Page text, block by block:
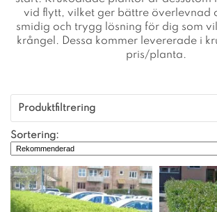
vid flytt, vilket ger bättre överlevnad
smidig och trygg lösning för dig som
krångel. Dessa kommer levererade i
pris/planta.
Produktfiltrering
Sortering: